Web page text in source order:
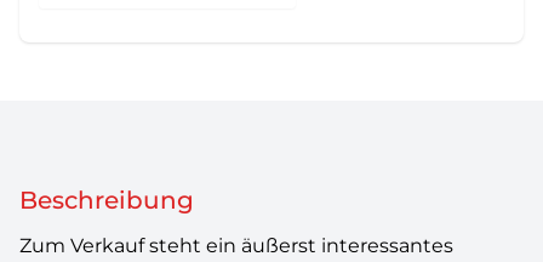
Beschreibung
Zum Verkauf steht ein äußerst interessantes